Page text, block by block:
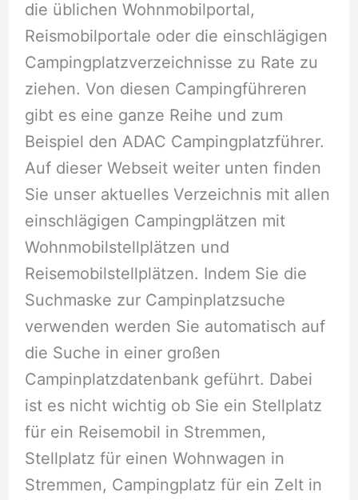
die üblichen Wohnmobilportal,
Reismobilportale oder die einschlägigen
Campingplatzverzeichnisse zu Rate zu
ziehen. Von diesen Campingführeren
gibt es eine ganze Reihe und zum
Beispiel den ADAC Campingplatzführer.
Auf dieser Webseit weiter unten finden
Sie unser aktuelles Verzeichnis mit allen
einschlägigen Campingplätzen mit
Wohnmobilstellplätzen und
Reisemobilstellplätzen. Indem Sie die
Suchmaske zur Campinplatzsuche
verwenden werden Sie automatisch auf
die Suche in einer großen
Campinplatzdatenbank geführt. Dabei
ist es nicht wichtig ob Sie ein Stellplatz
für ein Reisemobil in Stremmen,
Stellplatz für einen Wohnwagen in
Stremmen, Campingplatz für ein Zelt in